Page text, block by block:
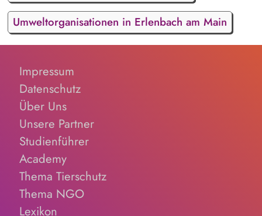
Umweltorganisationen in Erlenbach am Main
Impressum
Datenschutz
Über Uns
Unsere Partner
Studienführer
Academy
Thema Tierschutz
Thema NGO
Lexikon